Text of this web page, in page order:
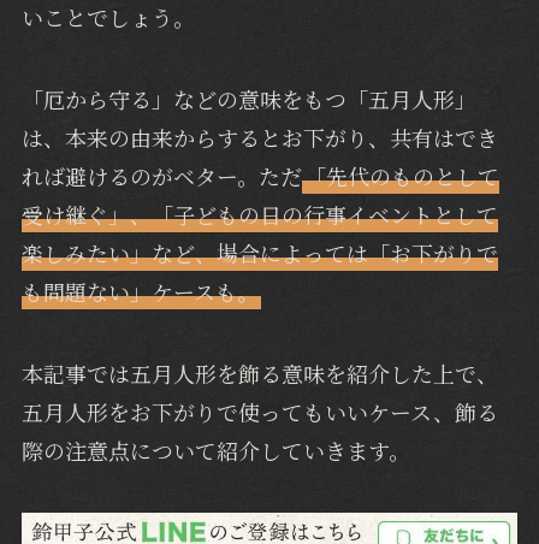
いことでしょう。
「厄から守る」などの意味をもつ「五月人形」
は、本来の由来からするとお下がり、共有はでき
れば避けるのがベター。ただ「先代のものとして
受け継ぐ」、「子どもの日の行事イベントとして
楽しみたい」など、場合によっては「お下がりで
も問題ない」ケースも。
本記事では五月人形を飾る意味を紹介した上で、
五月人形をお下がりで使ってもいいケース、飾る
際の注意点について紹介していきます。